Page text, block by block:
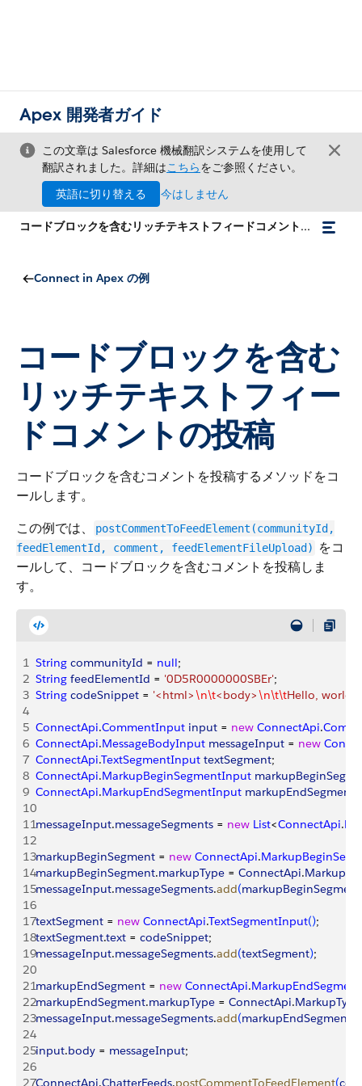
Apex 開発者ガイド
この文章は Salesforce 機械翻訳システムを使用して
翻訳されました。詳細はこちらをご参照ください。
英語に切り替える
今はしません
コードブロックを含むリッチテキストフィードコメントの投稿
Connect in Apex の例
コードブロックを含む
リッチテキストフィー
ドコメントの投稿
コードブロックを含むコメントを投稿するメソッドをコ
ールします。
この例では、
postCommentToFeedElement(communityId,
feedElementId, comment, feedElementFileUpload)
をコ
ールして、コードブロックを含むコメントを投稿しま
す。
1 String communityId = null;
2 String feedElementId = '0D5R0000000SBEr';
3 String codeSnippet = '<html>\n\t<body>\n\t\tHello, world!
4
5 ConnectApi.CommentInput input = new ConnectApi.
6 ConnectApi.MessageBodyInput messageInput = new
7 ConnectApi.TextSegmentInput textSegment;
8 ConnectApi.MarkupBeginSegmentInput
9 ConnectApi.MarkupEndSegmentInput markupEndSegment
10
11messageInput.messageSegments = new List<ConnectApi.
12
13markupBeginSegment = new ConnectApi.
14markupBeginSegment.markupType = ConnectApi.
15messageInput.messageSegments.add(markupBeginSegment
16
17textSegment = new ConnectApi.TextSegmentInput();
18textSegment.text = codeSnippet;
19messageInput.messageSegments.add(textSegment);
20
21markupEndSegment = new ConnectApi.
22markupEndSegment.markupType = ConnectApi.MarkupType
23messageInput.messageSegments.add(markupEndSegment
24
25input.body = messageInput;
26
27ConnectApi.ChatterFeeds.postCommentToFeedElement(